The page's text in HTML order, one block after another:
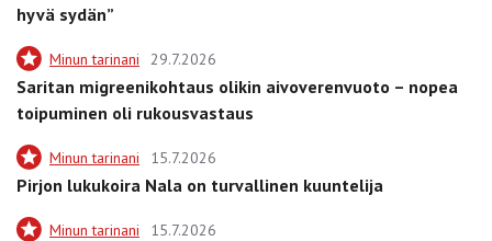
hyvä sydän”
Minun tarinani 29.7.2026
Saritan migreenikohtaus olikin aivoverenvuoto – nopea
toipuminen oli rukousvastaus
Minun tarinani 15.7.2026
Pirjon lukukoira Nala on turvallinen kuuntelija
Minun tarinani 15.7.2026